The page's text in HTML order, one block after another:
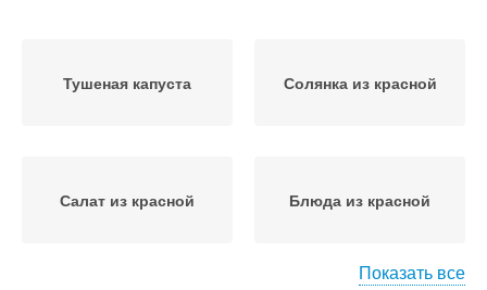
Тушеная капуста Солянка из красной
Салат из красной Блюда из красной
Показать все